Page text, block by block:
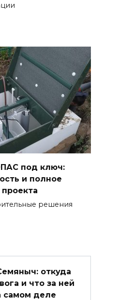
под ключ:
и полное
решения
откуда
и что за ней
самом деле